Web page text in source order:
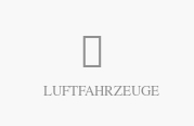
LUFTFAHRZEUGE